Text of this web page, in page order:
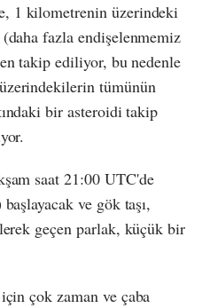
1 kilometrenin üzerindeki
fazla endişelenmemiz
takip ediliyor, bu nedenle
tümünün
bir asteroidi takip
saat 21:00 UTC'de
başlayacak ve gök taşı,
geçen parlak, küçük bir
çok zaman ve çaba